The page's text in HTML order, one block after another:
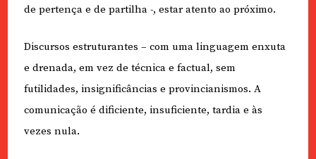
de pertença e de partilha -, estar atento ao próximo.
Discursos estruturantes – com uma linguagem enxuta
e drenada, em vez de técnica e factual, sem
futilidades, insignificâncias e provincianismos. A
comunicação é dificiente, insuficiente, tardia e às
vezes nula.